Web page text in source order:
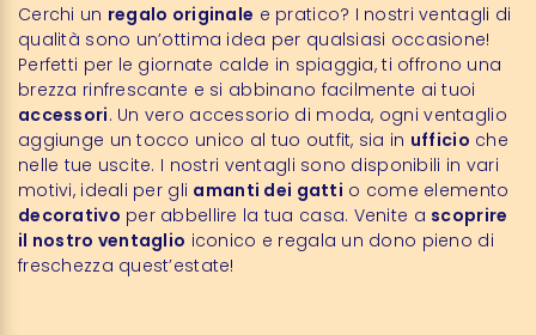
Cerchi un regalo originale e pratico? I nostri ventagli di
qualità sono un’ottima idea per qualsiasi occasione!
Perfetti per le giornate calde in spiaggia, ti offrono una
brezza rinfrescante e si abbinano facilmente ai tuoi
accessori. Un vero accessorio di moda, ogni ventaglio
aggiunge un tocco unico al tuo outfit, sia in ufficio che
nelle tue uscite. I nostri ventagli sono disponibili in vari
motivi, ideali per gli amanti dei gatti o come elemento
decorativo per abbellire la tua casa. Venite a scoprire
il nostro ventaglio iconico e regala un dono pieno di
freschezza quest’estate!